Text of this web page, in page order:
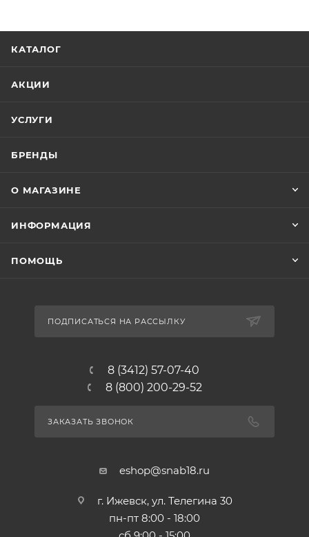
КАТАЛОГ
АКЦИИ
УСЛУГИ
БРЕНДЫ
О МАГАЗИНЕ
ИНФОРМАЦИЯ
ПОМОЩЬ
ПОДПИСАТЬСЯ НА РАССЫЛКУ
8 (3412) 57-07-40
8 (800) 200-29-52
ЗАКАЗАТЬ ЗВОНОК
eshop@snab18.ru
г. Ижевск, ул. Телегина 30
пн-пт 8:00 - 18:00